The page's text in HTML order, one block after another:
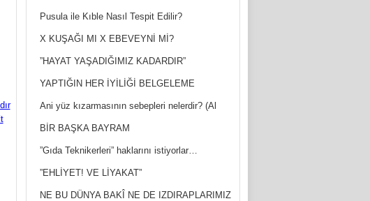
Pusula ile Kıble Nasıl Tespit Edilir?
X KUŞAĞI MI X EBEVEYNİ Mİ?
”HAYAT YAŞADIĞIMIZ KADARDIR”
YAPTIĞIN HER İYİLİĞİ BELGELEME
Ani yüz kızarmasının sebepleri nelerdir? (Al
Yanak)
BİR BAŞKA BAYRAM
”Gıda Teknikerleri” haklarını istiyorlar…
”EHLİYET! VE LİYAKAT”
NE BU DÜNYA BAKÎ NE DE IZDIRAPLARIMIZ